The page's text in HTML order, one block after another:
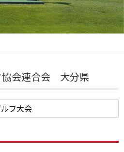
協会連合会 大分県
フ大会